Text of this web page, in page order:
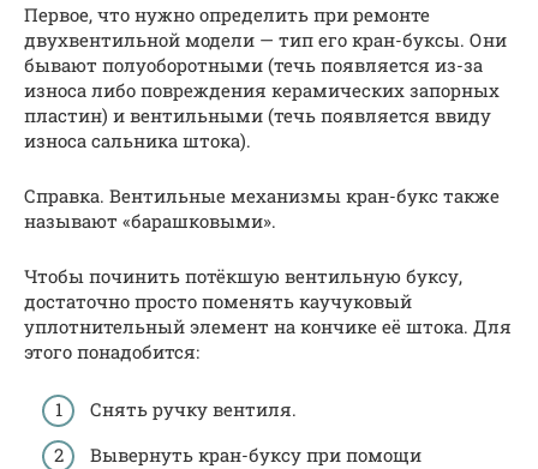
Первое, что нужно определить при ремонте
двухвентильной модели — тип его кран-буксы. Они
бывают полуоборотными (течь появляется из-за
износа либо повреждения керамических запорных
пластин) и вентильными (течь появляется ввиду
износа сальника штока).
Справка. Вентильные механизмы кран-букс также
называют «барашковыми».
Чтобы починить потёкшую вентильную буксу,
достаточно просто поменять каучуковый
уплотнительный элемент на кончике её штока. Для
этого понадобится:
Снять ручку вентиля.
Вывернуть кран-буксу при помощи